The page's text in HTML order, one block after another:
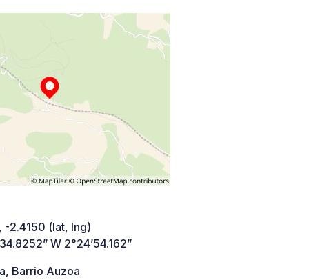
-2.4150 (lat, lng)
W 2°24’54.162”
Barrio Auzoa